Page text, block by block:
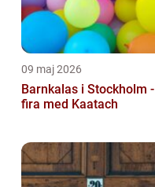
09 maj 2026
Barnkalas i Stockholm -
fira med Kaatach